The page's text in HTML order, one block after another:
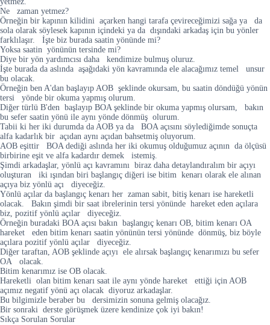
Ne zaman yetmez?
Örneğin bir kapının kilidini açarken hangi tarafa çevireceğimizi sağa ya da
sola olarak söylesek kapının içindeki ya da dışındaki arkadaş için bu yönler
farklılaşır. İşte biz burada saatin yönünde mi?
Yoksa saatin yönünün tersinde mi?
Diye bir yön yardımcısı daha kendimize bulmuş oluruz.
İşte burada da aslında aşağıdaki yön kavramında ele alacağımız temel unsur
bu olacak.
Örneğin ben A'dan başlayıp AOB şeklinde okursam, bu saatin döndüğü yönün
tersi yönde bir okuma yapmış olurum.
Diğer türlü B'den başlayıp BOA şeklinde bir okuma yapmış olursam, bakın
bu sefer saatin yönü ile aynı yönde dönmüş olurum.
Tabii ki her iki durumda da AOB ya da BOA açısını söylediğimde sonuçta
alfa kadarlık bir açıdan aynı açıdan bahsetmiş oluyorum.
AOB eşittir BOA dediği aslında her iki okumuş olduğumuz açının da ölçüsü
birbirine eşit ve alfa kadardır demek istemiş.
Şimdi arkadaşlar, yönlü açı kavramını biraz daha detaylandıralım bir açıyı
oluşturan iki ışından biri başlangıç diğeri ise bitim kenarı olarak ele alınan
açıya biz yönlü açı diyeceğiz.
Yönlü açılar da başlangıç kenarı her zaman sabit, bitiş kenarı ise hareketli
olacak. Bakın şimdi bir saat ibrelerinin tersi yönünde hareket eden açılara
biz, pozitif yönlü açılar diyeceğiz.
Örneğin buradaki BOA açısı bakın başlangıç kenarı OB, bitim kenarı OA
hareket eden bitim kenarı saatin yönünün tersi yönünde dönmüş, biz böyle
açılara pozitif yönlü açılar diyeceğiz.
Diğer taraftan, AOB şeklinde açıyı ele alırsak başlangıç kenarımızı bu sefer
OA olacak.
Bitim kenarımız ise OB olacak.
Hareketli olan bitim kenarı saat ile aynı yönde hareket ettiği için AOB
açımız negatif yönü açı olacak diyoruz arkadaşlar.
Bu bilgimizle beraber bu dersimizin sonuna gelmiş olacağız.
Bir sonraki derste görüşmek üzere kendinize çok iyi bakın!
Sıkça Sorulan Sorular